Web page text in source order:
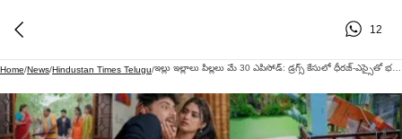
12
Home/News/Hindustan Times Telugu/ ఇల్లు ఇల్లాలు పిల్లలు మే 30 ఎపిసోడ్: డ్రగ్స్ కేసులో ధీరజ్-ఎస్సైతో భద్రావతి ప్లాన్- నర్మదకు పుట్టింటి సారె తెచ్చిన తండ్రి